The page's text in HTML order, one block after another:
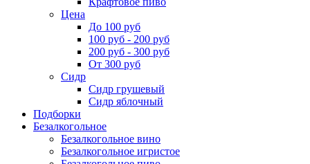
Цена
До 100 руб
100 руб - 200 руб
200 руб - 300 руб
От 300 руб
Сидр
Сидр грушевый
Сидр яблочный
Подборки
Безалкогольное
Безалкогольное вино
Безалкогольное игристое